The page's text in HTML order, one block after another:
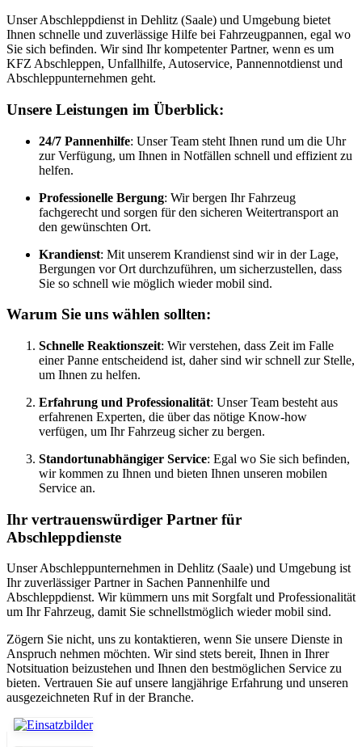
Unser Abschleppdienst in Dehlitz (Saale) und Umgebung bietet
Ihnen schnelle und zuverlässige Hilfe bei Fahrzeugpannen, egal wo
Sie sich befinden. Wir sind Ihr kompetenter Partner, wenn es um
KFZ Abschleppen, Unfallhilfe, Autoservice, Pannennotdienst und
Abschleppunternehmen geht.
Unsere Leistungen im Überblick:
24/7 Pannenhilfe: Unser Team steht Ihnen rund um die Uhr
zur Verfügung, um Ihnen in Notfällen schnell und effizient zu
helfen.
Professionelle Bergung: Wir bergen Ihr Fahrzeug
fachgerecht und sorgen für den sicheren Weitertransport an
den gewünschten Ort.
Krandienst: Mit unserem Krandienst sind wir in der Lage,
Bergungen vor Ort durchzuführen, um sicherzustellen, dass
Sie so schnell wie möglich wieder mobil sind.
Warum Sie uns wählen sollten:
Schnelle Reaktionszeit: Wir verstehen, dass Zeit im Falle
einer Panne entscheidend ist, daher sind wir schnell zur Stelle,
um Ihnen zu helfen.
Erfahrung und Professionalität: Unser Team besteht aus
erfahrenen Experten, die über das nötige Know-how
verfügen, um Ihr Fahrzeug sicher zu bergen.
Standortunabhängiger Service: Egal wo Sie sich befinden,
wir kommen zu Ihnen und bieten Ihnen unseren mobilen
Service an.
Ihr vertrauenswürdiger Partner für
Abschleppdienste
Unser Abschleppunternehmen in Dehlitz (Saale) und Umgebung ist
Ihr zuverlässiger Partner in Sachen Pannenhilfe und
Abschleppdienst. Wir kümmern uns mit Sorgfalt und Professionalität
um Ihr Fahrzeug, damit Sie schnellstmöglich wieder mobil sind.
Zögern Sie nicht, uns zu kontaktieren, wenn Sie unsere Dienste in
Anspruch nehmen möchten. Wir sind stets bereit, Ihnen in Ihrer
Notsituation beizustehen und Ihnen den bestmöglichen Service zu
bieten. Vertrauen Sie auf unsere langjährige Erfahrung und unseren
ausgezeichneten Ruf in der Branche.